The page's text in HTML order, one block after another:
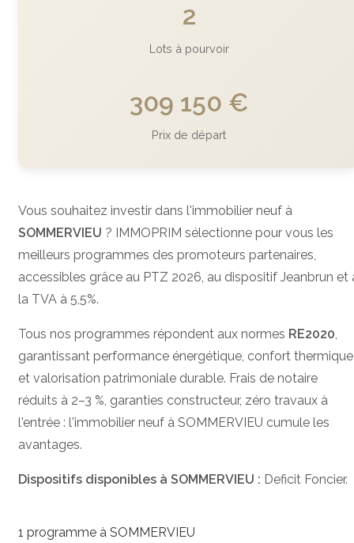
2
Lots à pourvoir
309 150 €
Prix de départ
Vous souhaitez investir dans l'immobilier neuf à
SOMMERVIEU ? IMMOPRIM sélectionne pour vous les
meilleurs programmes des promoteurs partenaires,
accessibles grâce au PTZ 2026, au dispositif Jeanbrun et
la TVA à 5,5%.
Tous nos programmes répondent aux normes RE2020,
garantissant performance énergétique, confort thermique
et valorisation patrimoniale durable. Frais de notaire
réduits à 2–3 %, garanties constructeur, zéro travaux à
l'entrée : l'immobilier neuf à SOMMERVIEU cumule les
avantages.
Dispositifs disponibles à SOMMERVIEU : Deficit Foncier.
1 programme à SOMMERVIEU